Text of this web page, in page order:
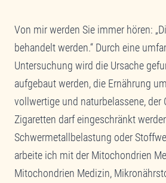
Von mir werden Sie immer hören:
behandelt werden.“ Durch eine
Untersuchung wird die Ursache
aufgebaut werden, die Ernährung
vollwertige und naturbelassene, der
Zigaretten darf eingeschränkt
Schwermetallbelastung oder
arbeite ich mit der Mitochondrien
Mitochondrien Medizin,